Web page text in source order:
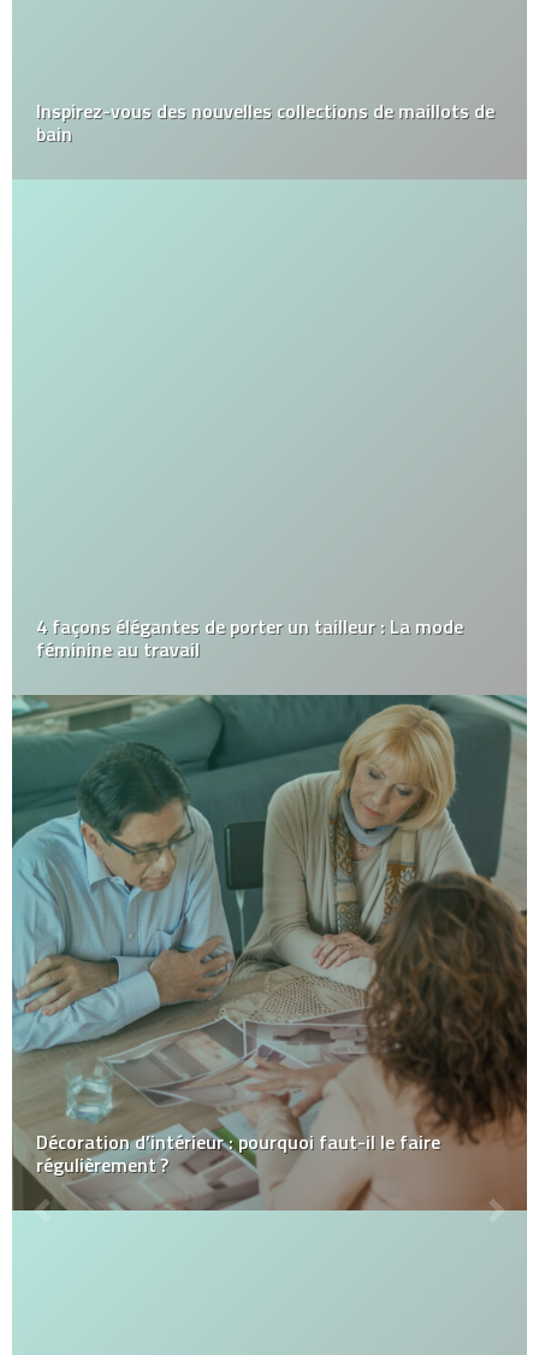
Inspirez-vous des nouvelles collections de maillots de
bain
4 façons élégantes de porter un tailleur : La mode
féminine au travail
Décoration d’intérieur : pourquoi faut-il le faire
régulièrement ?